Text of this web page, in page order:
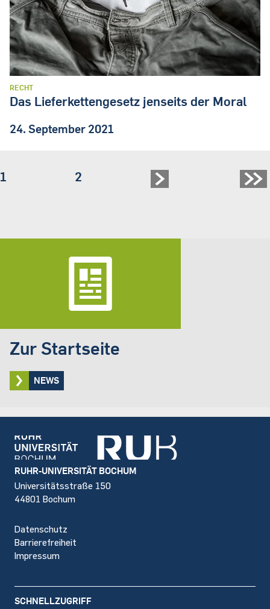
RECHT
Das Lieferkettengesetz jenseits der Moral
24. September 2021
Seite
1 Seite
2
Zur Startseite
NEWS
Footer
RUHR-UNIVERSITÄT BOCHUM
Universitätsstraße 150
44801 Bochum
Datenschutz
Barrierefreiheit
Impressum
SCHNELLZUGRIFF